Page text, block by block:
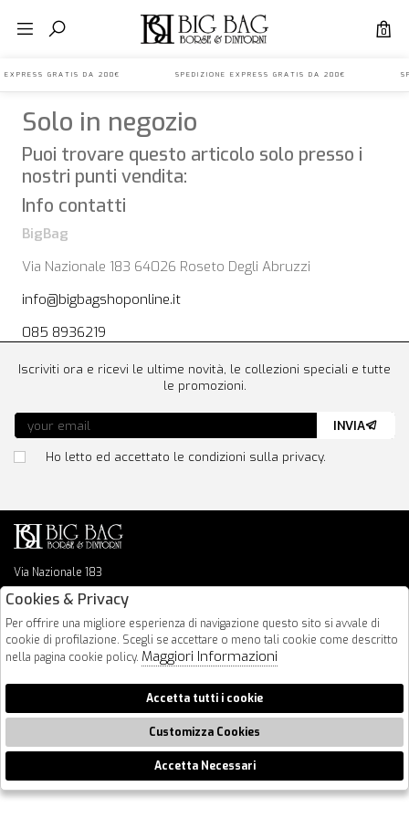
0
EXPRESS GRATIS DA 200€ SPEDIZIONE EXPRESS GRATIS DA 200€
Solo in negozio
Puoi trovare questo articolo solo presso i
nostri punti vendita:
Info contatti
BigBag
Via Nazionale 183 64026 Roseto Degli Abruzzi
info@bigbagshoponline.it
085 8936219
Via Nazionale 183
64026 Roseto Degli Abruzzi
info@bigbagshoponline.it
follow us
Iscriviti ora e ricevi le ultime novità, le collezioni speciali e tutte
le promozioni.
Ho letto ed accettato le condizioni sulla privacy.
INVIA
2026 BigBag - P.iva : 00916940679 Powered by
🍪
Cookies & Privacy
Per offrire una migliore esperienza di navigazione questo sito si avvale di
cookie di profilazione. Scegli se accettare o meno tali cookie come descritto
nella pagina cookie policy. Maggiori Informazioni
Accetta tutti i cookie
Customizza Cookies
Accetta Necessari